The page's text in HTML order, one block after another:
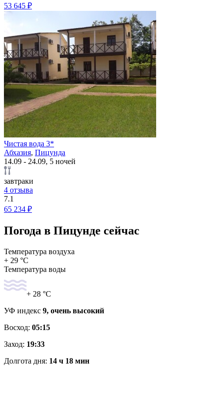
53 645 ₽
Чистая вода 3*
Абхазия, Пицунда
14.09 - 24.09, 5 ночей
завтраки
4 отзыва
7.1
65 234 ₽
Погода в Пицунде сейчас
Температура воздуха
+ 29 °C
Температура воды
+ 28 °C
УФ индекс 9, очень высокий
Восход: 05:15
Заход: 19:33
Долгота дня: 14 ч 18 мин